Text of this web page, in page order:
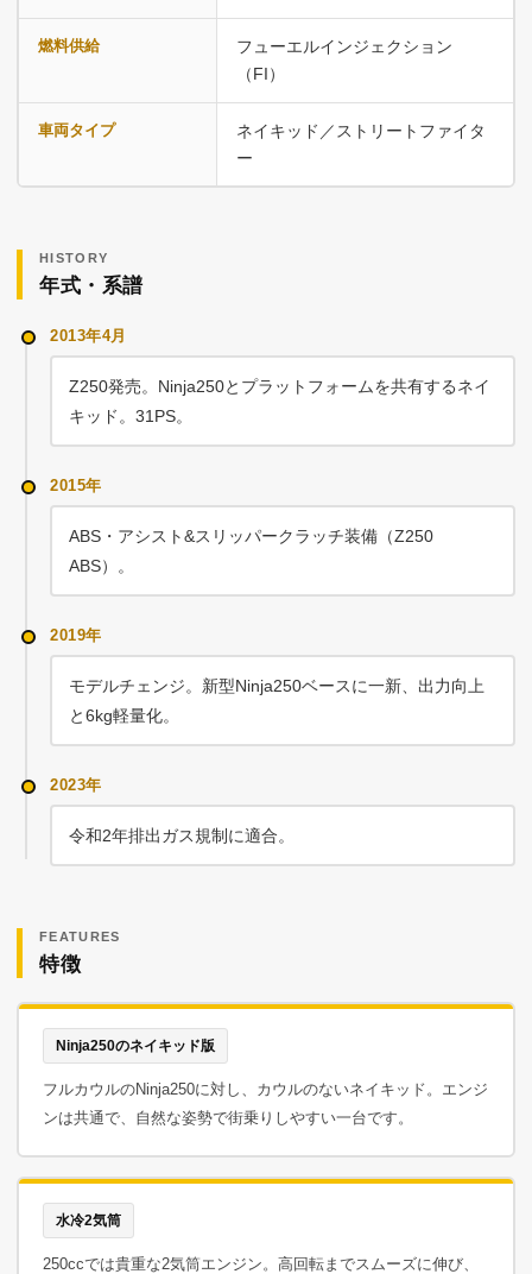
燃料供給
フューエルインジェクション
（FI）
車両タイプ
ネイキッド／ストリートファイタ
ー
HISTORY
年式・系譜
2013年4月
Z250発売。Ninja250とプラットフォームを共有するネイ
キッド。31PS。
2015年
ABS・アシスト&スリッパークラッチ装備（Z250
ABS）。
2019年
モデルチェンジ。新型Ninja250ベースに一新、出力向上
と6kg軽量化。
2023年
令和2年排出ガス規制に適合。
FEATURES
特徴
Ninja250のネイキッド版
フルカウルのNinja250に対し、カウルのないネイキッド。エンジ
ンは共通で、自然な姿勢で街乗りしやすい一台です。
水冷2気筒
250ccでは貴重な2気筒エンジン。高回転までスムーズに伸び、